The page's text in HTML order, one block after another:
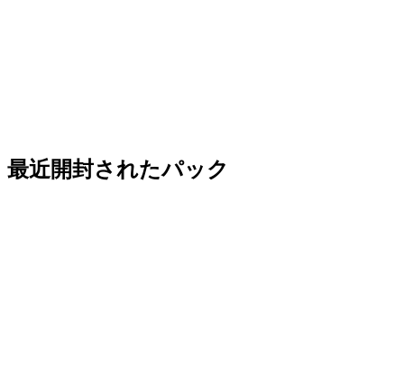
最近開封されたパック